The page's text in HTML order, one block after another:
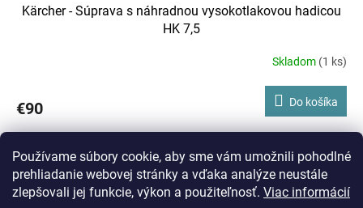
Používame súbory cookie, aby sme vám umožnili pohodlné
prehliadanie webovej stránky a vďaka analýze neustále
zlepšovali jej funkcie, výkon a použiteľnosť. Viac informácií
Kärcher - Súprava s náhradnou vysokotlakovou hadicou
HK 7,5
Skladom (1 ks)
€90 Do košíka
Kód:6.389-853.0